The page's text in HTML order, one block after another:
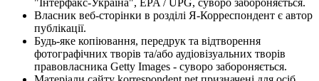
Власник веб-сторінки в розділі Я-Корреспондент є автор
публікації.
Будь-яке копіювання, передрук та відтворення
фотографічних творів та/або аудіовізуальних творів
правовласника Getty Images - суворо забороняється.